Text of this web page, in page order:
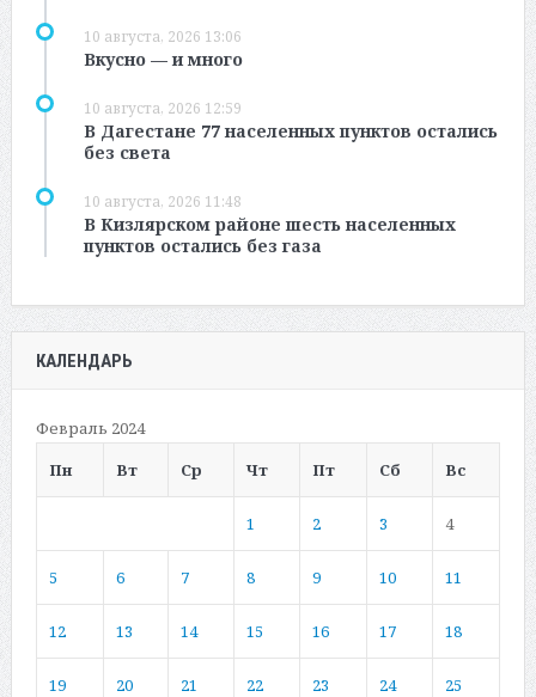
10 августа, 2026 13:06
Вкусно — и много
10 августа, 2026 12:59
В Дагестане 77 населенных пунктов остались
без света
10 августа, 2026 11:48
В Кизлярском районе шесть населенных
пунктов остались без газа
КАЛЕНДАРЬ
Февраль 2024
Пн
Вт Ср Чт Пт Сб Вс
1 2 3 4
5 6 7 8 9 10 11
12 13 14 15 16 17 18
19 20 21 22 23 24 25